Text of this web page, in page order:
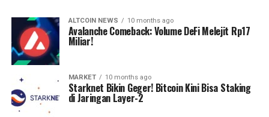
ALTCOIN NEWS 10 months ago
Avalanche Comeback: Volume DeFi Melejit Rp17
Miliar!
MARKET 10 months ago
Starknet Bikin Geger! Bitcoin Kini Bisa Staking
di Jaringan Layer-2